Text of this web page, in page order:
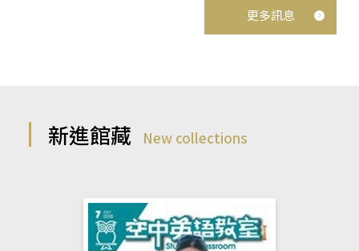
更多訊息
新進館藏 New collections